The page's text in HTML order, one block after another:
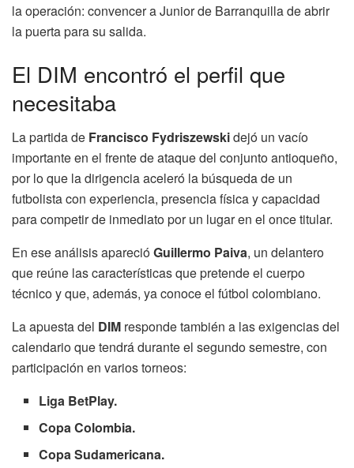
la operación: convencer a Junior de Barranquilla de abrir
la puerta para su salida.
El DIM encontró el perfil que
necesitaba
La partida de Francisco Fydriszewskidejó un vacío
importante en el frente de ataque del conjunto antioqueño,
por lo que la dirigencia aceleró la búsqueda de un
futbolista con experiencia, presencia física y capacidad
para competir de inmediato por un lugar en el once titular.
En ese análisis aparecióGuillermo Paiva, un delantero
que reúne las características que pretende el cuerpo
técnico y que, además, ya conoce el fútbol colombiano.
La apuesta del DIM responde también a las exigencias del
calendario que tendrá durante el segundo semestre, con
participación en varios torneos:
Liga BetPlay.
Copa Colombia.
Copa Sudamericana.